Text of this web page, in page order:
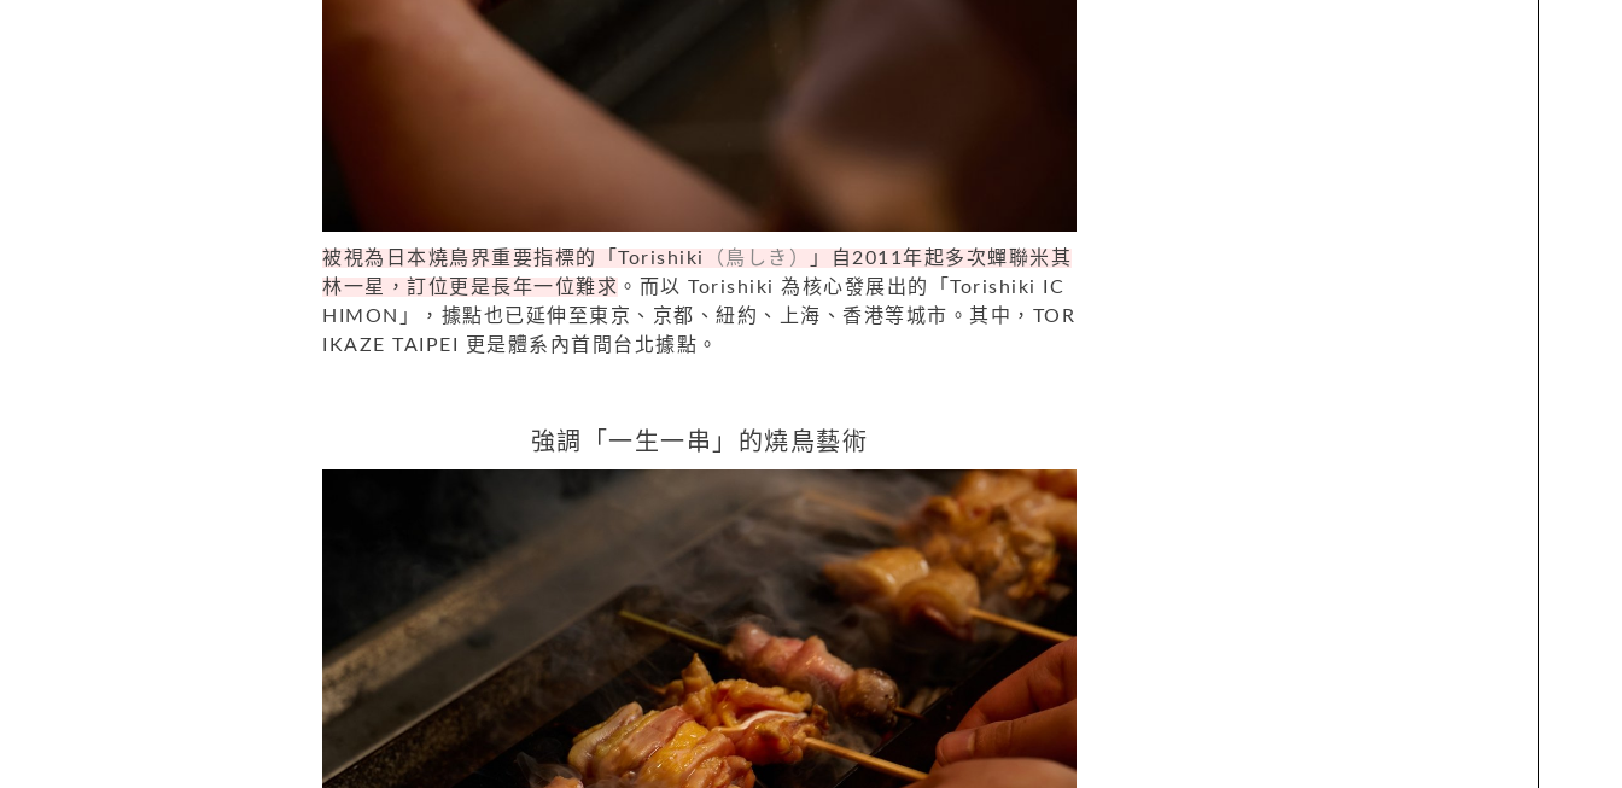
被視為日本燒鳥界重要指標的「Torishiki （鳥しき）
」自2011年起多次蟬聯米其
林一星，訂位更是長年一位難求 。而以 Torishiki 為核心發展出的「Torishiki IC
HIMON」，據點也已延伸至東京、京都、紐約、上海、香港等城市。其中，TOR
IKAZE TAIPEI 更是體系內首間台北據點。
強調「一生一串」的燒鳥藝術